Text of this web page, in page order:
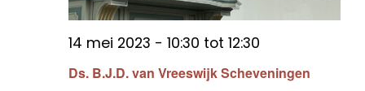
Ds. B.J.D. van Vreeswijk Scheveningen
14 mei 2023 - 10:30 tot 12:30